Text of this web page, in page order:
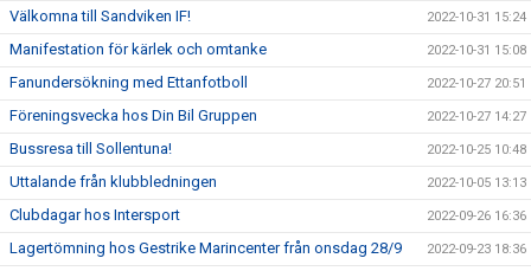
Välkomna till Sandviken IF! 2022-10-31 15:24
Manifestation för kärlek och omtanke 2022-10-31 15:08
Fanundersökning med Ettanfotboll 2022-10-27 20:51
Föreningsvecka hos Din Bil Gruppen 2022-10-27 14:27
Bussresa till Sollentuna! 2022-10-25 10:48
Uttalande från klubbledningen 2022-10-05 13:13
Clubdagar hos Intersport 2022-09-26 16:36
Lagertömning hos Gestrike Marincenter från onsdag 28/9 2022-09-23 18:36